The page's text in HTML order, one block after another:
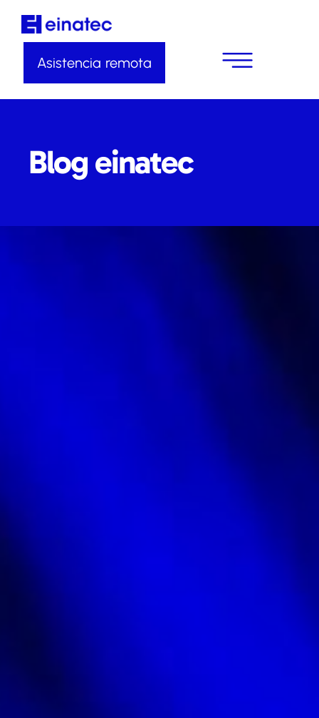
Asistencia remota
Blog einatec